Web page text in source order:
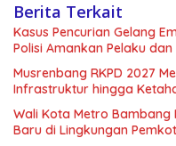
Berita Terkait
Kasus Pencurian Gelang
Polisi Amankan Pelaku
Musrenbang RKPD 2027
Infrastruktur hingga
Wali Kota Metro Bambang
Baru di Lingkungan